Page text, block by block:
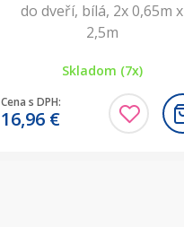
do dveří, bílá, 2x 0,65m x
2,5m
Skladom (7x)
Cena s DPH:
16,96 €